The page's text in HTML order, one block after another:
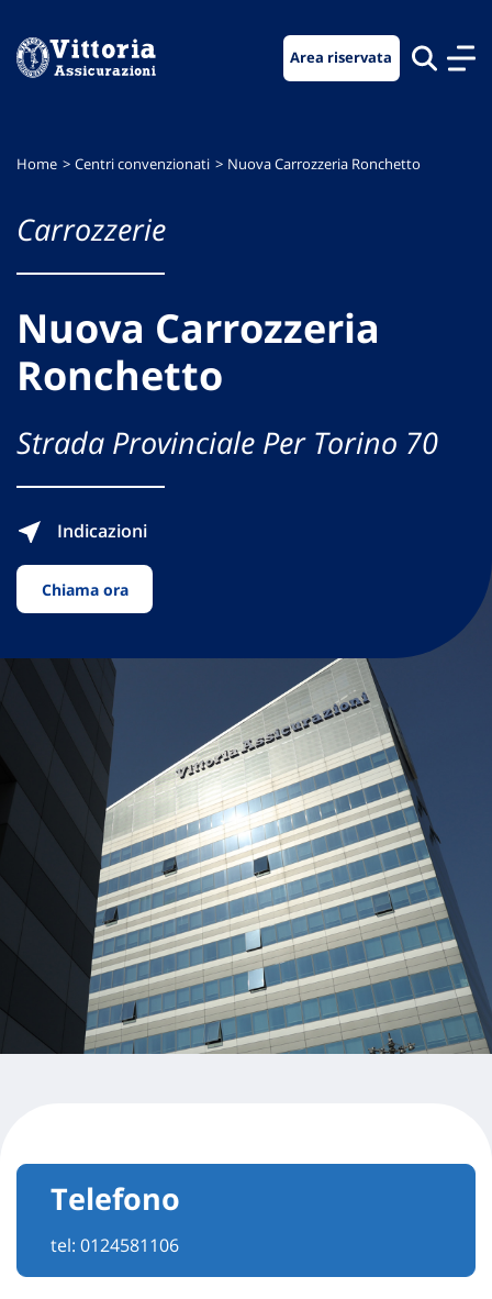
menu
contenuto
footer
Area riservata
Home Centri convenzionati Nuova Carrozzeria Ronchetto
Carrozzerie
Nuova Carrozzeria
Ronchetto
Strada Provinciale Per Torino 70
Indicazioni
Chiama ora
Telefono
tel: 0124581106